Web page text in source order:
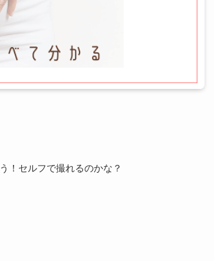
！セルフで撮れるのかな？